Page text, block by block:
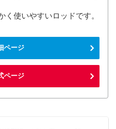
く使いやすいロッドです。
ページ
ページ